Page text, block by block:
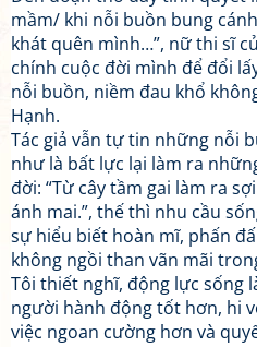
mầm/ khi nỗi buồn bung
khát quên mình…”, nữ thi sĩ
chính cuộc đời mình để đổi
nỗi buồn, niềm đau khổ
Hạnh.
Tác giả vẫn tự tin những nỗi
như là bất lực lại làm ra
đời: “Từ cây tầm gai làm ra
ánh mai.”, thế thì nhu cầu
sự hiểu biết hoàn mĩ, phấn
không ngồi than vãn mãi
Tôi thiết nghĩ, động lực sống
người hành động tốt hơn, hi
việc ngoan cường hơn và